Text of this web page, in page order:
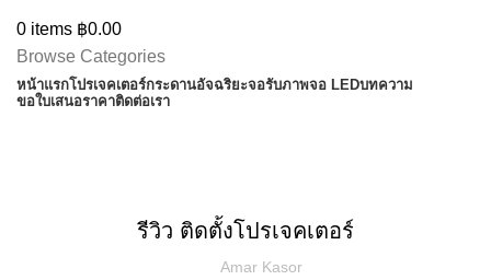
0 items ฿0.00
Browse Categories
หน้าแรกโปรเจคเตอร์กระดานอัจฉริยะจอรับภาพจอ LEDบทความ
ขอใบเสนอราคาติดต่อเรา
รีวิว ติดตั้งโปรเจคเตอร์
Amar Kasor